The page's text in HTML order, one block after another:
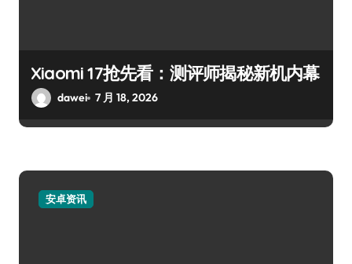
Xiaomi 17抢先看：测评师揭秘新机内幕
dawei 7 月 18, 2026
安卓资讯